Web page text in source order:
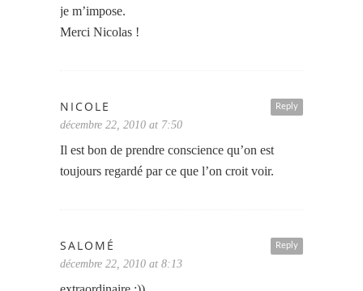
je m’impose.
Merci Nicolas !
Reply
NICOLE
décembre 22, 2010 at 7:50
Il est bon de prendre conscience qu’on est
toujours regardé par ce que l’on croit voir.
Reply
SALOMÉ
décembre 22, 2010 at 8:13